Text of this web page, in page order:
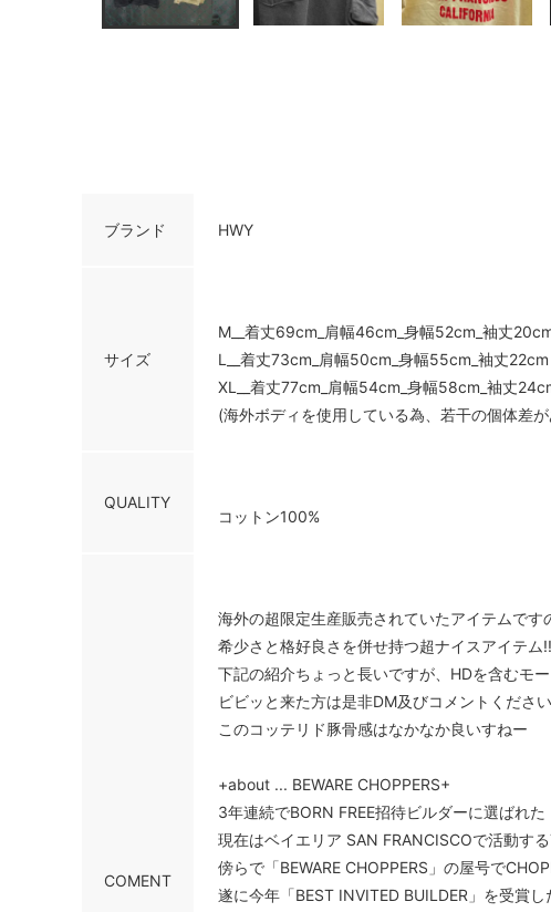
ブランド HWY
サイズ
M__着丈69cm_肩幅46cm_身幅52cm_袖丈
L__着丈73cm_肩幅50cm_身幅55cm_袖丈22cm
XL__着丈77cm_肩幅54cm_身幅58cm_袖丈
(海外ボディを使用している為、若干の個体差
QUALITY
コットン100%
COMENT
海外の超限定生産販売されていたアイテムです
希少さと格好良さを併せ持つ超ナイスアイテム!!
下記の紹介ちょっと長いですが、HDを含むモ
ビビッと来た方は是非DM及びコメントくださ
このコッテリド豚骨感はなかなか良いすねー
+about ... BEWARE CHOPPERS+
3年連続でBORN FREE招待ビルダーに選ばれた
現在はベイエリア SAN FRANCISCOで活動す
傍らで「BEWARE CHOPPERS」の屋号で
遂に今年「BEST INVITED BUILDER」を受賞